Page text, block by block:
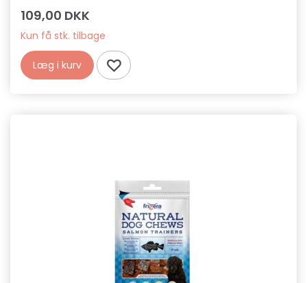
109,00 DKK
Kun få stk. tilbage
Læg i kurv